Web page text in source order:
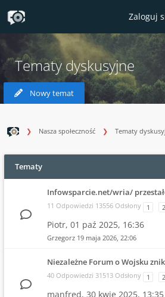
Zaloguj
Tematy dyskusyjne
Nowy temat
Nasza społeczność Tematy
Tematy
Infowsparcie.net/wria/
11 Odpowiedzi 13556 Odsłony 1 2
Piotr, 01 paź 2025, 16:36
Grzegorz 19 maja 2026, 22:06
Niezależne Forum o Wojsku
40 Odpowiedzi 31513 Odsłony 1 2
manfred, 30 kwie 2025, 13:35